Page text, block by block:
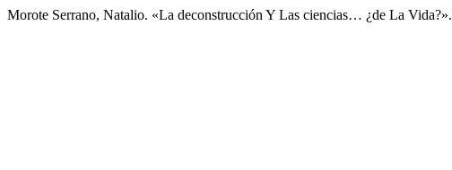
Morote Serrano, Natalio. «La deconstrucción Y Las ciencias… ¿de La Vida?».